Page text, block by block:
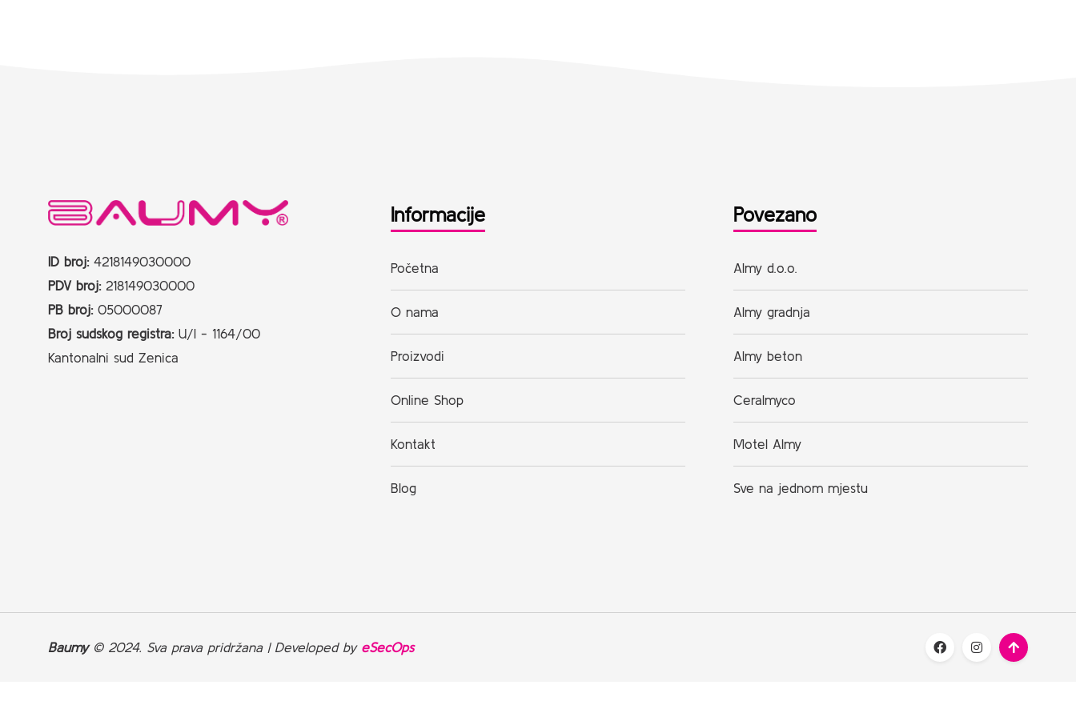
ID broj:4218149030000
PDV broj:218149030000
PB broj:05000087
Broj sudskog registra:U/I - 1164/00
Kantonalni sud Zenica
Informacije
Početna
O nama
Proizvodi
Online Shop
Kontakt
Blog
Povezano
Almy d.o.o.
Almy gradnja
Almy beton
Ceralmyco
Motel Almy
Sve na jednom mjestu
Baumy© 2024. Sva prava pridržana | Developed by eSecOps